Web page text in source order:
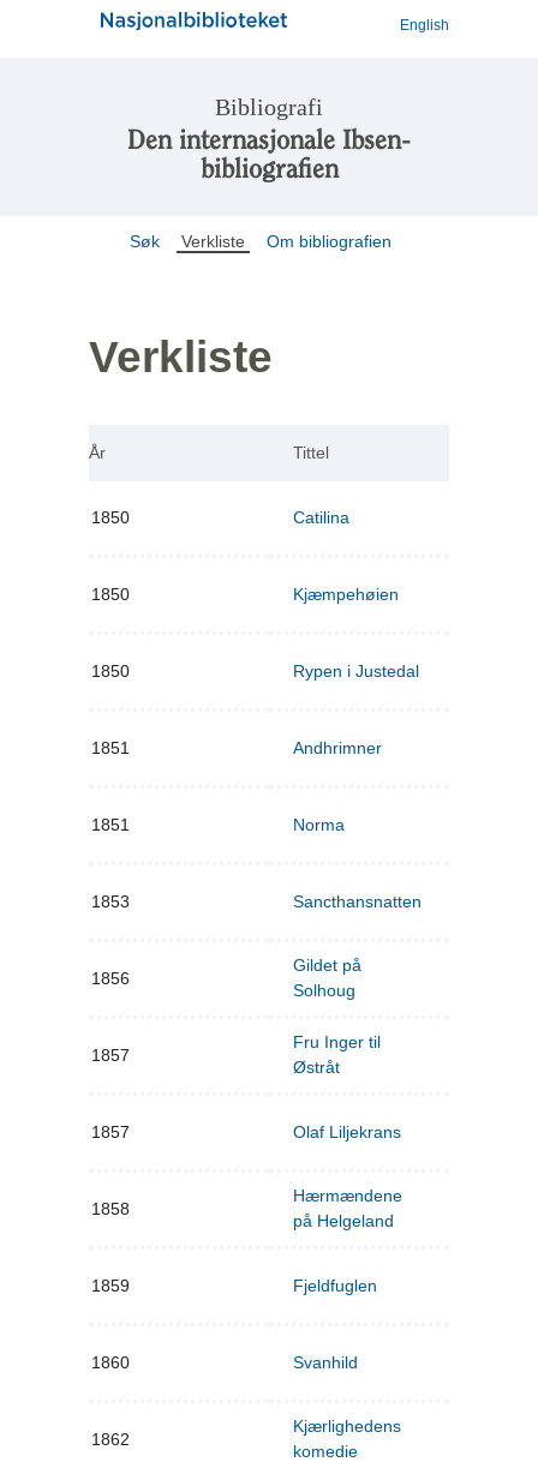
English
Bibliografi
Den internasjonale Ibsen-
bibliografien
Søk Verkliste Om bibliografien
Verkliste
År Tittel
1850 Catilina
1850 Kjæmpehøien
1850 Rypen i Justedal
1851 Andhrimner
1851 Norma
1853 Sancthansnatten
1856
Gildet på
Solhoug
1857
Fru Inger til
Østråt
1857 Olaf Liljekrans
1858
Hærmændene
på Helgeland
1859 Fjeldfuglen
1860 Svanhild
1862
Kjærlighedens
komedie